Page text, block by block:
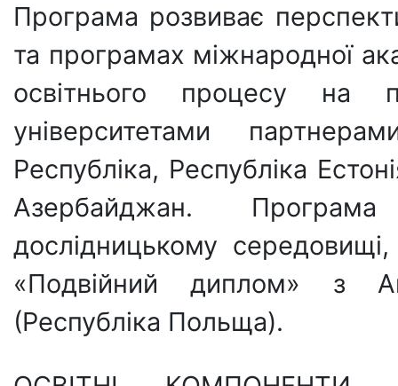
Програма розвиває
та програмах міжнародної
освітнього процесу на
університетами
Республіка, Республіка
Азербайджан.
дослідницькому
«Подвійний диплом» з
(Республіка Польща).